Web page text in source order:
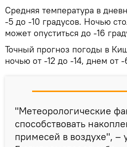
Средняя температура в
-5 до -10 градусов. Ночью
может опуститься до -16
Точный прогноз погоды в
ночью от -12 до -14, днем от
"Метеорологические
способствовать
примесей в воздухе", –